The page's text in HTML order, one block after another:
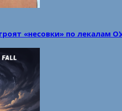
«несовки» по лекалам